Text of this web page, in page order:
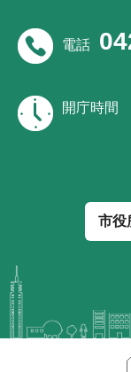
電話
開庁時間
市役